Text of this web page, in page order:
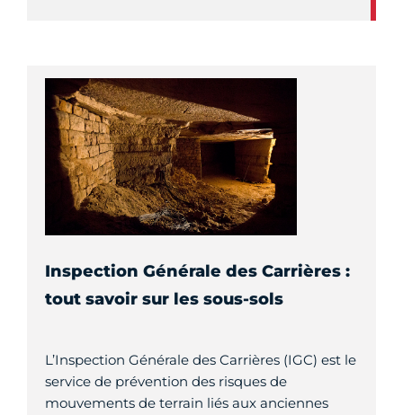
Inspection Générale des Carrières :
tout savoir sur les sous-sols
L’Inspection Générale des Carrières (IGC) est le
service de prévention des risques de
mouvements de terrain liés aux anciennes